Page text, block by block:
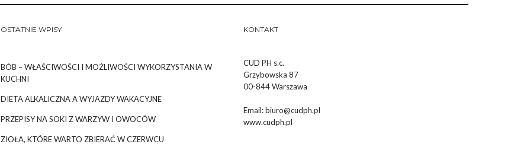
OSTATNIE WPISY
BÓB – WŁAŚCIWOŚCI I MOŻLIWOŚCI WYKORZYSTANIA W
KUCHNI
DIETA ALKALICZNA A WYJAZDY WAKACYJNE
PRZEPISY NA SOKI Z WARZYW I OWOCÓW
ZIOŁA, KTÓRE WARTO ZBIERAĆ W CZERWCU
KONTAKT
CUD PH s.c.
Grzybowska 87
00-844 Warszawa
Email:biuro@cudph.pl
www.cudph.pl